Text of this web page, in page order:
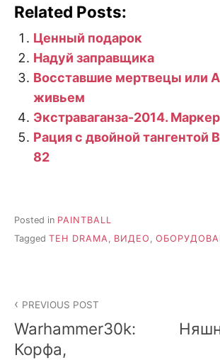
Related Posts:
Ценный подарок
Надуй заправщика
Восставшие мертвецы или
живьем
Экстраваганза-2014.
Рация с двойной тангентой
82
Posted in PAINTBALL
Tagged TEH DRAMA, ВИДЕО ,
navigation
PREVIOUS POST
Warhammer30k:
Корфа,